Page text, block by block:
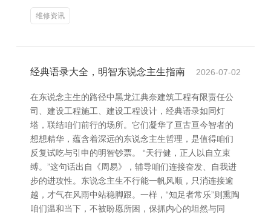
维修资讯
经典语录大全，明智东说念主生指南 2026-07-02
在东说念主生的路径中黑龙江典奈建筑工程有限责任公
司、建设工程施工、建设工程设计，经典语录如同灯
塔，联结咱们前行的场所。它们凝华了亘古亘今智者的
想想精华，蕴含着深远的东说念主生哲理，是值得咱们
反复试吃与引申的明智钞票。 “天行健，正人以自立束
缚。”这句话出自《周易》，辅导咱们连接奋发、自我进
步的进攻性。东说念主生不行能一帆风顺，只消连接逾
越，才气在风雨中站稳脚跟。一样，“知足者常乐”则熏陶
咱们温和当下，不被盼愿所困，保抓内心的坦然与同